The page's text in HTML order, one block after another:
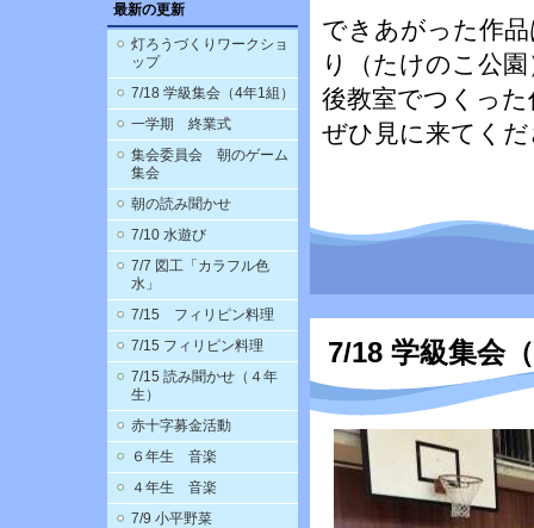
最新の更新
灯ろうづくりワークショ
ップ
7/18 学級集会（4年1組）
一学期 終業式
集会委員会 朝のゲーム
集会
朝の読み聞かせ
7/10 水遊び
7/7 図工「カラフル色
水」
7/15 フィリピン料理
7/15 フィリピン料理
7/15 読み聞かせ（４年
生）
赤十字募金活動
６年生 音楽
４年生 音楽
7/9 小平野菜
できあがった作
り（たけのこ公
後教室でつくっ
ぜひ見に来てく
7/18 学級集会